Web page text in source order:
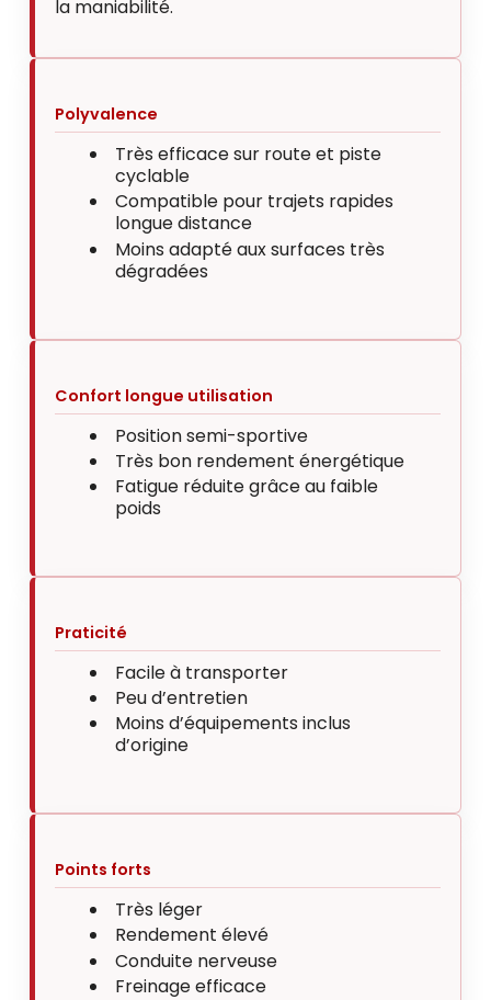
la maniabilité.
Polyvalence
Très efficace sur route et piste
cyclable
Compatible pour trajets rapides
longue distance
Moins adapté aux surfaces très
dégradées
Confort longue utilisation
Position semi-sportive
Très bon rendement énergétique
Fatigue réduite grâce au faible
poids
Praticité
Facile à transporter
Peu d’entretien
Moins d’équipements inclus
d’origine
Points forts
Très léger
Rendement élevé
Conduite nerveuse
Freinage efficace